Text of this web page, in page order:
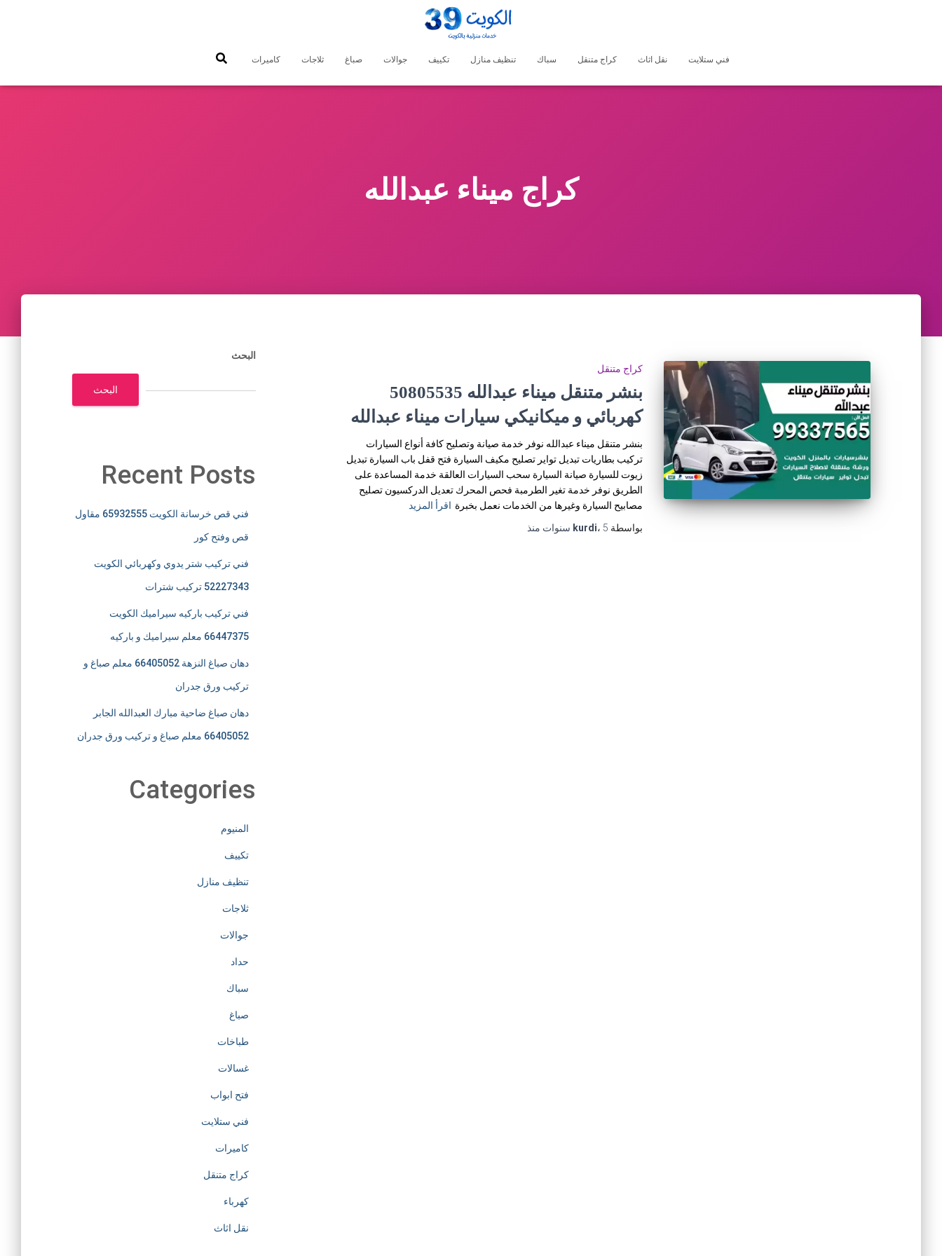
فني ستلايت نقل اثاث كراج متنقل سباك تنظيف منازل تكييف جوالات صباغ ثلاجات كاميرات
كراج ميناء عبدالله
كراج متنقل
كهربائي و ميكانيكي سيارات ميناء عبدالله
بنشر متنقل ميناء عبدالله نوفر خدمة صيانة وتصليح كافة أنواع السيارات
تركيب بطاريات تبديل تواير تصليح مكيف السيارة فتح قفل باب السيارة تبديل
زيوت للسيارة صيانة السيارة سحب السيارات العالقة خدمة المساعدة على
الطريق نوفر خدمة تغير الطرمبة فحص المحرك تعديل الدركسيون تصليح
مصابيح السيارة وغيرها من الخدمات نعمل بخبرة اقرأ المزيد
بواسطة
kurdi، 5 سنوات منذ
البحث
البحث
Recent Posts
فني قص خرسانة الكويت 65932555 مقاول
قص وفتح كور
فني تركيب شتر يدوي وكهربائي الكويت
52227343 تركيب شترات
فني تركيب باركيه سيراميك الكويت
66447375 معلم سيراميك و باركيه
دهان صباغ النزهة 66405052 معلم صباغ و
تركيب ورق جدران
دهان صباغ ضاحية مبارك العبدالله الجابر
66405052 معلم صباغ و تركيب ورق جدران
Categories
المنيوم
تكييف
تنظيف منازل
ثلاجات
جوالات
حداد
سباك
صباغ
طباخات
غسالات
فتح ابواب
فني ستلايت
كاميرات
كراج متنقل
كهرباء
نقل اثاث